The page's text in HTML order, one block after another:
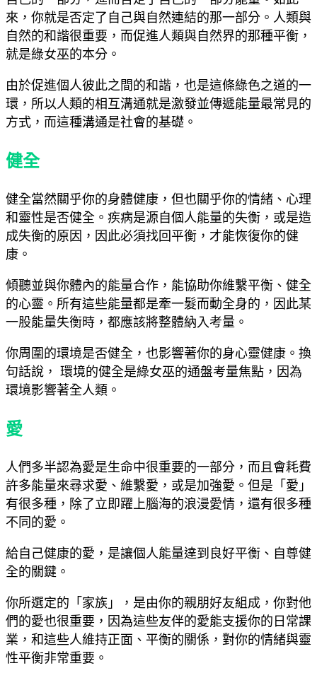
來，你就是否定了自己與自然連結的那一部分。人類與
自然的和諧很重要，而促進人類與自然界的那種平衡，
就是綠女巫的本分。
由於促進個人彼此之間的和諧，也是這條綠色之道的一
環，所以人類的相互溝通就是激發並傳遞能量最常見的
方式，而這種溝通是社會的基礎。
健全
健全當然關乎你的身體健康，但也關乎你的情緒、心理
和靈性是否健全。疾病是源自個人能量的失衡，或是造
成失衡的原因，因此必須找回平衡，才能恢復你的健
康。
傾聽並與你體內的能量合作，能協助你維繫平衡、健全
的心靈。所有這些能量都是牽一髮而動全身的，因此某
一股能量失衡時，都應該將整體納入考量。
你周圍的環境是否健全，也影響著你的身心靈健康。換
句話說， 環境的健全是綠女巫的通盤考量焦點，因為
環境影響著全人類。
愛
人們多半認為愛是生命中很重要的一部分，而且會耗費
許多能量來尋求愛、維繫愛，或是加強愛。但是「愛」
有很多種，除了立即躍上腦海的浪漫愛情，還有很多種
不同的愛。
給自己健康的愛，是讓個人能量達到良好平衡、自尊健
全的關鍵。
你所選定的「家族」，是由你的親朋好友組成，你對他
們的愛也很重要，因為這些友伴的愛能支援你的日常課
業，和這些人維持正面、平衡的關係，對你的情緒與靈
性平衡非常重要。